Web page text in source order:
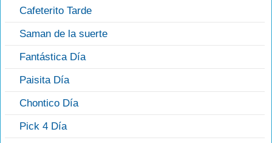
Cafeterito Tarde
Saman de la suerte
Fantástica Día
Paisita Día
Chontico Día
Pick 4 Día